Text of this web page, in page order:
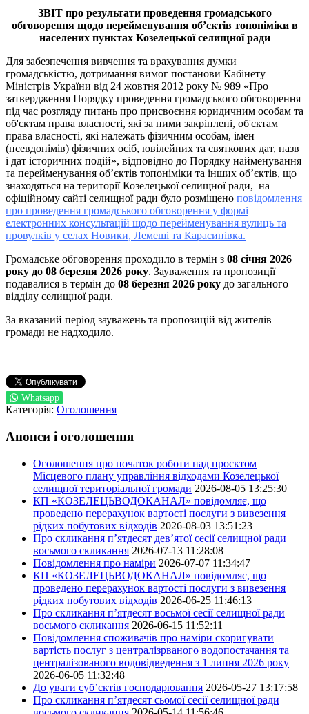
ЗВІТ про результати проведення громадського
обговорення щодо перейменування об’єктів топоніміки в
населених пунктах Козелецької селищної ради
Для забезпечення вивчення та врахування думки
громадськістю, дотримання вимог постанови Кабінету
Міністрів України від 24 жовтня 2012 року № 989 «Про
затвердження Порядку проведення громадського обговорення
під час розгляду питань про присвоєння юридичним особам та
об'єктам права власності, які за ними закріплені, об'єктам
права власності, які належать фізичним особам, імен
(псевдонімів) фізичних осіб, ювілейних та святкових дат, назв
і дат історичних подій», відповідно до Порядку найменування
та перейменування об’єктів топоніміки та інших об’єктів, що
знаходяться на території Козелецької селищної ради, на
офіційному сайті селищної ради було розміщено повідомлення
про проведення громадського обговорення у формі
електронних консультацій щодо перейменування вулиць та
провулків у селах Новики, Лемеші та Карасинівка.
Громадське обговорення проходило в термін з 08 січня 2026
року до 08 березня 2026 року. Зауваження та пропозиції
подавалися в термін до 08 березня 2026 року до загального
відділу селищної ради.
За вказаний період зауважень та пропозицій від жителів
громади не надходило.
Whatsapp
Категорія: Оголошення
Анонси і оголошення
Оголошення про початок роботи над проєктом
Місцевого плану управління відходами Козелецької
селищної територіальної громади 2026-08-05 13:25:30
КП «КОЗЕЛЕЦЬВОДОКАНАЛ» повідомляє, що
проведено перерахунок вартості послуги з вивезення
рідких побутових відходів 2026-08-03 13:51:23
Про скликання п’ятдесят дев’ятої сесії селищної ради
восьмого скликання 2026-07-13 11:28:08
Повідомлення про наміри 2026-07-07 11:34:47
КП «КОЗЕЛЕЦЬВОДОКАНАЛ» повідомляє, що
проведено перерахунок вартості послуги з вивезення
рідких побутових відходів 2026-06-25 11:46:13
Про скликання п’ятдесят восьмої сесії селищної ради
восьмого скликання 2026-06-15 11:52:11
Повідомлення споживачів про наміри скоригувати
вартість послуг з централізрваного водопостачання та
централізованого водовідведення з 1 липня 2026 року
2026-06-05 11:32:48
До уваги суб’єктів господарювання 2026-05-27 13:17:58
Про скликання п’ятдесят сьомої сесії селищної ради